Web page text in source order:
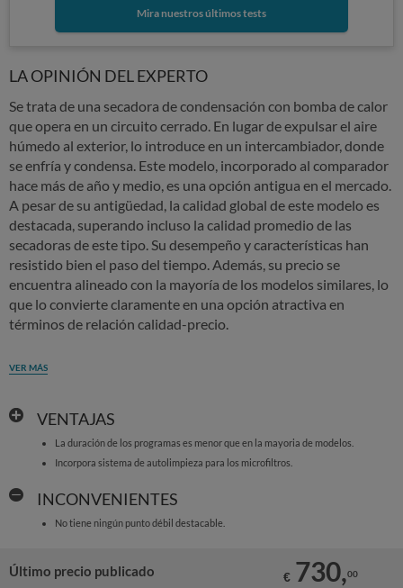
Mira nuestros últimos tests
LA OPINIÓN DEL EXPERTO
Se trata de una secadora de condensación con bomba de calor
que opera en un circuito cerrado. En lugar de expulsar el aire
húmedo al exterior, lo introduce en un intercambiador, donde
se enfría y condensa. Este modelo, incorporado al comparador
hace más de año y medio, es una opción antigua en el mercado.
A pesar de su antigüedad, la calidad global de este modelo es
destacada, superando incluso la calidad promedio de las
secadoras de este tipo. Su desempeño y características han
resistido bien el paso del tiempo. Además, su precio se
encuentra alineado con la mayoría de los modelos similares, lo
que lo convierte claramente en una opción atractiva en
términos de relación calidad-precio.
VER MÁS
VENTAJAS
La duración de los programas es menor que en la mayoria de modelos.
Incorpora sistema de autolimpieza para los microfiltros.
INCONVENIENTES
No tiene ningún punto débil destacable.
Último precio publicado € 730,00